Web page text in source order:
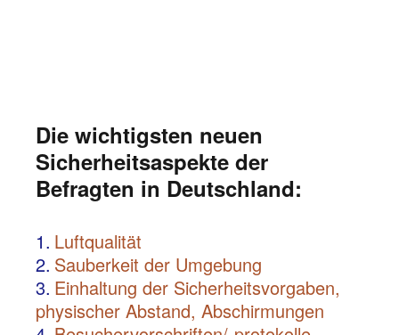
Die wichtigsten neuen
Sicherheitsaspekte der
Befragten in Deutschland:
1. Luftqualität
2. Sauberkeit der Umgebung
3. Einhaltung der Sicherheitsvorgaben,
physischer Abstand, Abschirmungen